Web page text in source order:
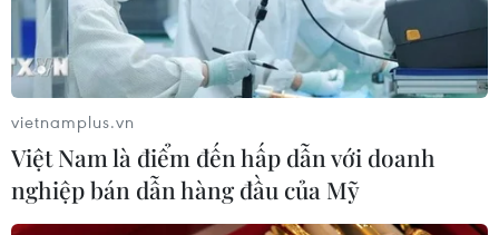
vietnamplus.vn
Việt Nam là điểm đến hấp dẫn với doanh
nghiệp bán dẫn hàng đầu của Mỹ